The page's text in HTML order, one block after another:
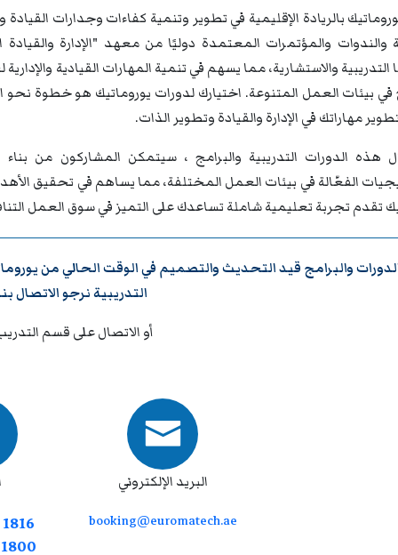
بالريادة الإقليمية في تطوير وتنمية كفاءات وجدارات
والاستشارية، مما يسهم في تنمية المهارات القيادية
في بيئات العمل المتنوعة. اختيارك لدورات يوروماتيك هو خطوة نحو
مهاراتك في الإدارة والقيادة وتطوير الذات.
هذه الدورات التدريبية والبرامج ، سيتمكن المشاركون من
الفعّالة في بيئات العمل المختلفة، مما يساهم في تحقيق
تقدم تجربة تعليمية شاملة تساعدك على التميز في سوق العمل
والبرامج قيد التحديث والتصميم في الوقت الحالي من
التدريبية نرجوالاتصال
أو الاتصال على قسم
البريد الإلكتروني
booking@euromatech.ae